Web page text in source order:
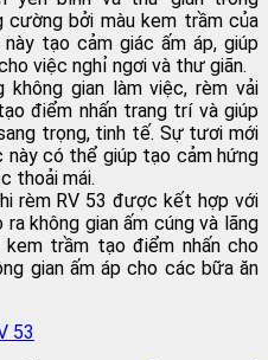
bởi màu kem trầm của
tạo cảm giác ấm áp, giúp
việc nghỉ ngơi và thư giãn.
không gian làm việc, rèm vải
điểm nhấn trang trí và giúp
trọng, tinh tế. Sự tươi mới
này có thể giúp tạo cảm hứng
thoải mái.
rèm RV 53 được kết hợp với
không gian ấm cúng và lãng
kem trầm tạo điểm nhấn cho
gian ấm áp cho các bữa ăn